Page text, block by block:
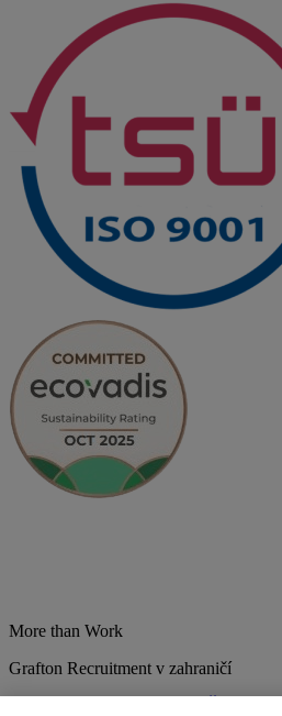
More than Work
Grafton Recruitment v zahraničí